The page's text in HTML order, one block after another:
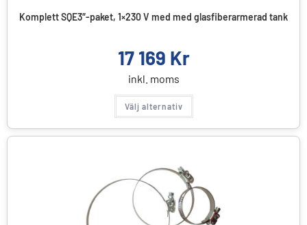
Komplett SQE3″-paket, 1×230 V med med glasfiberarmerad tank
17 169 Kr
inkl. moms
Välj alternativ